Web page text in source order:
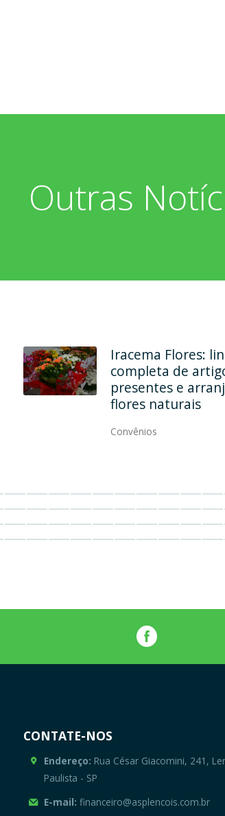
Outras
Iracema Flores:
completa de
presentes e
flores naturais
Convênios
CONTATE-NOS
Endereço: Rua César Giacomini, 241,
Paulista - SP
E-mail: financeiro@asplencois.com.br